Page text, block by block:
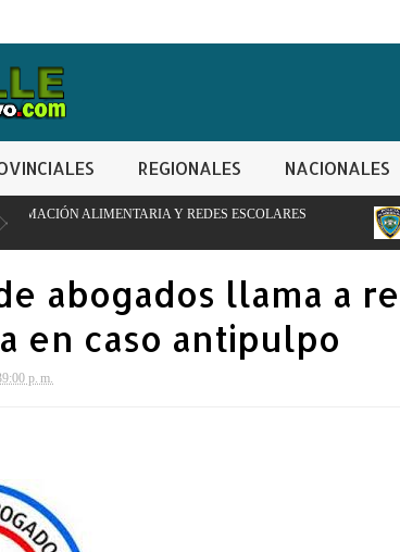
REGIONALES NACIONALES
Y REDES ESCOLARES
PN apresa hombre con
abogados llama a
en caso antipulpo
p. m.